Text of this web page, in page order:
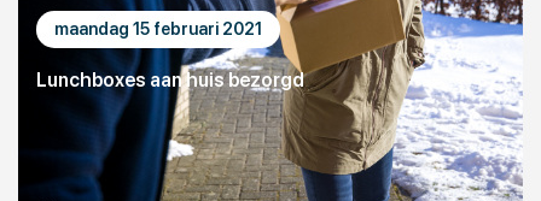
maandag 15 februari 2021
Lunchboxes aan huis bezorgd